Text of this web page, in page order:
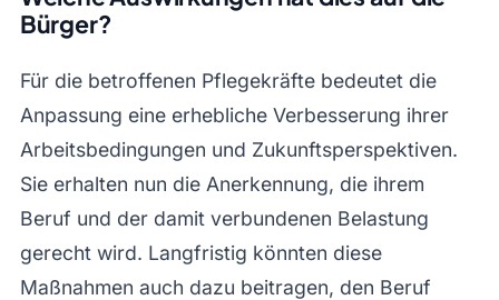
Bürger?
Für die betroffenen Pflegekräfte bedeutet die
Anpassung eine erhebliche Verbesserung ihrer
Arbeitsbedingungen und Zukunftsperspektiven.
Sie erhalten nun die Anerkennung, die ihrem
Beruf und der damit verbundenen Belastung
gerecht wird. Langfristig könnten diese
Maßnahmen auch dazu beitragen, den Beruf